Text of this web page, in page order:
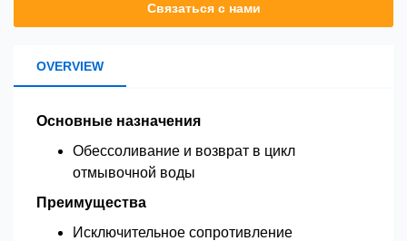
Связаться с нами
OVERVIEW
Основные назначения
Обессоливание и возврат в цикл
отмывочной воды
Преимущества
Исключительное сопротивление